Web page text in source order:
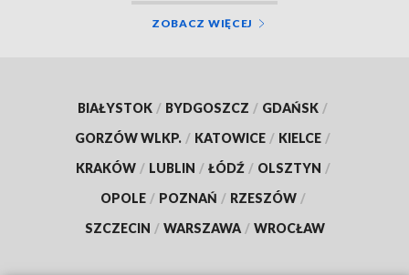
ZOBACZ WIĘCEJ
BIAŁYSTOK / BYDGOSZCZ / GDAŃSK /
GORZÓW WLKP. / KATOWICE / KIELCE /
KRAKÓW / LUBLIN / ŁÓDŹ / OLSZTYN /
OPOLE / POZNAŃ / RZESZÓW /
SZCZECIN / WARSZAWA / WROCŁAW